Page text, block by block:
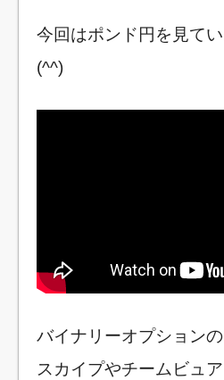
今回はポンド円を見て
(^^)
バイナリーオプションの
スカイプやチームビュ